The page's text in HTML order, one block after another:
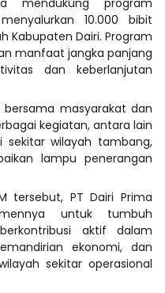
10.000 bibit
Kabupaten Dairi. Program
manfaat jangka panjang
dan keberlanjutan
bersama masyarakat dan
kegiatan, antara lain
wilayah tambang,
lampu penerangan
tersebut, PT Dairi Prima
untuk tumbuh
aktif dalam
ekonomi, dan
sekitar operasional